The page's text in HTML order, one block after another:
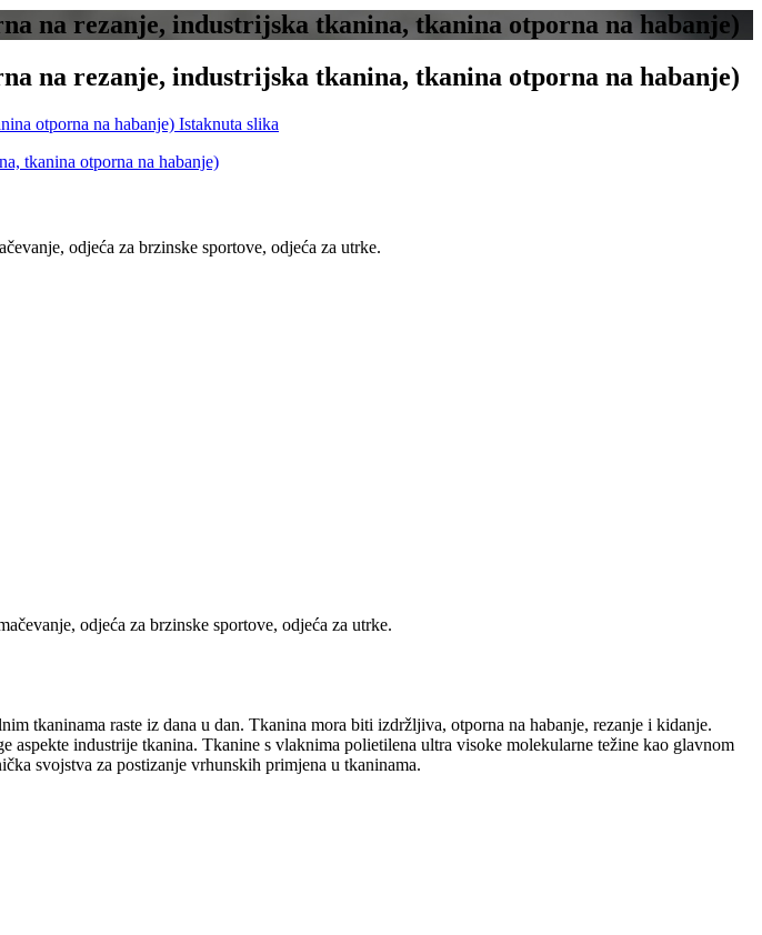
na rezanje, industrijska tkanina, tkanina otporna na habanje)
na rezanje, industrijska tkanina, tkanina otporna na habanje)
odjeća za brzinske sportove, odjeća za utrke.
odjeća za brzinske sportove, odjeća za utrke.
tkaninama raste iz dana u dan. Tkanina mora biti izdržljiva, otporna na habanje, rezanje i kidanje.
industrije tkanina. Tkanine s vlaknima polietilena ultra visoke molekularne težine kao glavnom
svojstva za postizanje vrhunskih primjena u tkaninama.